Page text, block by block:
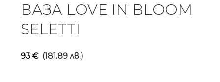
ВАЗА LOVE IN BLOOM
SELETTI
93 € (181.89 лв.)